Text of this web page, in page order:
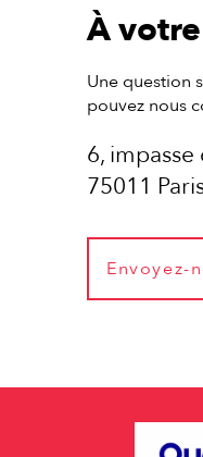
À
Une question
pouvez nous
6,
75011
Envoyez-